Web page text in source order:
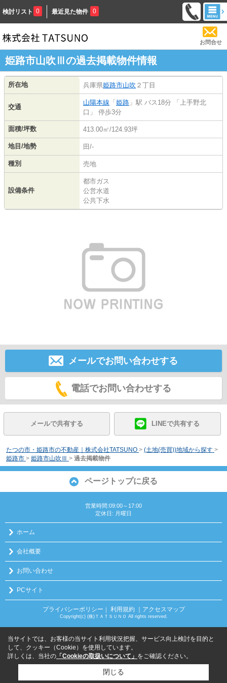
検討リスト 0 最近見た物件 0
お問合せ
姫路市山吹Ⅲの過去掲載物件情報
所在地 兵庫県姫路市山吹 ２丁目
交通
山陽本線 「 姫路 」駅 バス18分 「上手野北
口」 停歩3分
面積/坪数 413.00㎡/124.93坪
地目/地勢 田/-
種別 売地
設備条件
都市ガス
公営水道
公共下水
メールでお問い合わせする
電話でお問い合わせする
メールで共有する LINEで共有する
たつの市・姫路市の不動産｜株式会社TATSUNO > (土地(売買))地域から探す >
姫路市 > 姫路市山吹Ⅲ > 過去掲載物件
ページトップに戻る
営業時間:09:00～17:00
定休日: 月曜日
ホーム
会社概要
お問い合わせ
PCサイト
プライバシーポリシー ｜ 利用規約 ｜アクセスマップ
Copyright(c) (株)ＴＡＴＳＵＮＯ All rights reserved.
当サイトでは、お客様の当サイト利用状況把握、サービス向上検討を目的と
して、クッキー（Cookie）を使用しています。
詳しくは、当社の 「Cookieの取扱いについて」 をご確認ください。
閉じる